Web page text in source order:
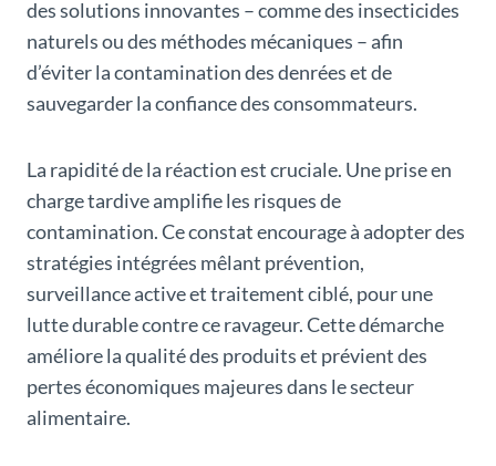
des solutions innovantes – comme des insecticides
naturels ou des méthodes mécaniques – afin
d’éviter la contamination des denrées et de
sauvegarder la confiance des consommateurs.
La rapidité de la réaction est cruciale. Une prise en
charge tardive amplifie les risques de
contamination. Ce constat encourage à adopter des
stratégies intégrées mêlant prévention,
surveillance active et traitement ciblé, pour une
lutte durable contre ce ravageur. Cette démarche
améliore la qualité des produits et prévient des
pertes économiques majeures dans le secteur
alimentaire.